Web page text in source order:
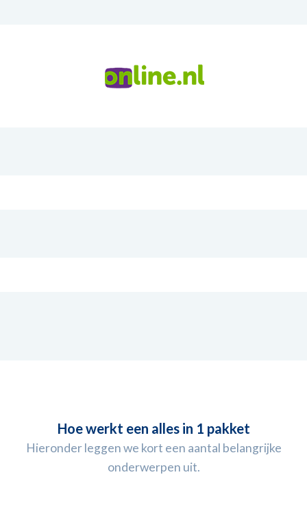
Hoe werkt een alles in 1 pakket
Hieronder leggen we kort een aantal belangrijke
onderwerpen uit.